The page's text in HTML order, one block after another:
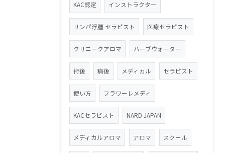
KAC認定 インストラクター
リンパ浮腫 セラピスト 医療セラピスト
クリニークアロマ ハーブウォーター
術後 病後 メディカル セラピスト
使い方 フラワーレメディ
KACセラピスト NARD JAPAN
メディカルアロマ アロマ スクール